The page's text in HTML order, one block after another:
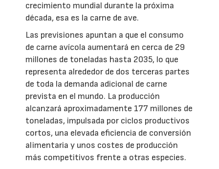
crecimiento mundial durante la próxima
década, esa es la carne de ave.
Las previsiones apuntan a que el consumo
de carne avícola aumentará en cerca de 29
millones de toneladas hasta 2035, lo que
representa alrededor de dos terceras partes
de toda la demanda adicional de carne
prevista en el mundo. La producción
alcanzará aproximadamente 177 millones de
toneladas, impulsada por ciclos productivos
cortos, una elevada eficiencia de conversión
alimentaria y unos costes de producción
más competitivos frente a otras especies.